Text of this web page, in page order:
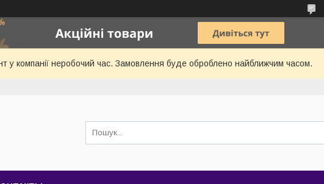
у компанії неробочий час. Замовлення буде оброблено найближчим часом.